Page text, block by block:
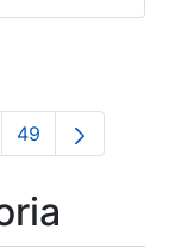
TAB toPages
Orrialdea
49